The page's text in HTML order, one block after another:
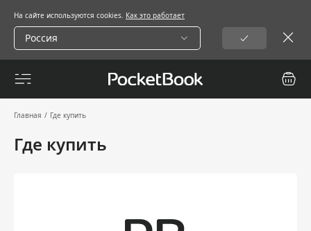
На сайте используются cookies. Как это работает
Россия
Главная / Где купить
Где купить